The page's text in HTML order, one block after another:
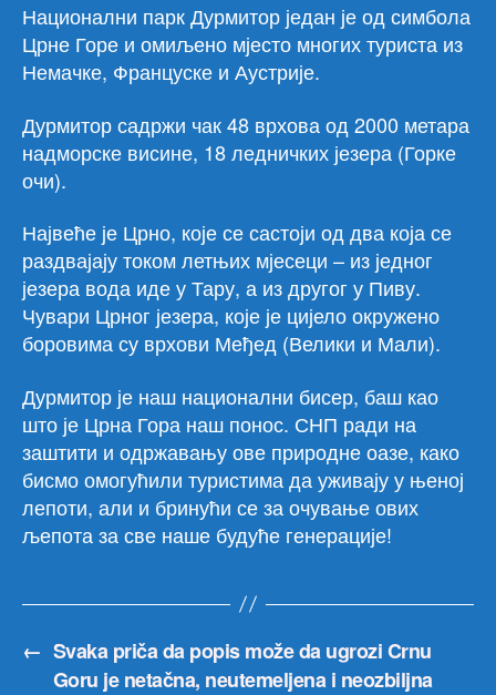
Национални парк Дурмитор један је од симбола
Црне Горе и омиљено мјесто многих туриста из
Немачке, Француске и Аустрије.
Дурмитор садржи чак 48 врхова од 2000 метара
надморске висине, 18 ледничких језера (Горке
очи).
Највеће је Црно, које се састоји од два која се
раздвајају током летњих мјесеци – из једног
језера вода иде у Тару, а из другог у Пиву.
Чувари Црног језера, које је цијело окружено
боровима су врхови Међед (Велики и Мали).
Дурмитор је наш национални бисер, баш као
што је Црна Гора наш понос. СНП ради на
заштити и одржавању ове природне оазе, како
бисмо омогућили туристима да уживају у њеној
лепоти, али и бринући се за очување ових
љепота за све наше будуће генерације!
← Svaka priča da popis može da ugrozi Crnu
Goru je netačna, neutemeljena i neozbiljna